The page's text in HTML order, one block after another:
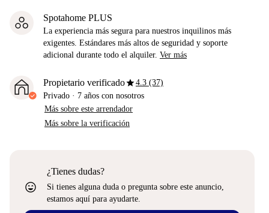
Spotahome PLUS
La experiencia más segura para nuestros inquilinos más
exigentes. Estándares más altos de seguridad y soporte
adicional durante todo el alquiler. Ver más
Propietario verificadostar4.3 (37)
Privado · 7 años con nosotros
Más sobre este arrendador
Más sobre la verificación
sentiment_very_satisfied
¿Tienes dudas?
Si tienes alguna duda o pregunta sobre este anuncio,
estamos aquí para ayudarte.